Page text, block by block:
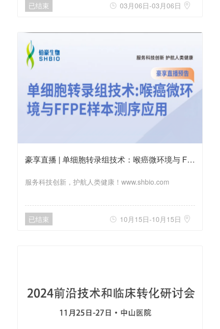
已结束  03月06日-03月06日 
豪享直播 | 单细胞转录组技术：喉癌微环境与 FFPE 样本测序应用
服务科技创新，护航人类健康！www.shbio.com
已结束  10月15日-10月15日 